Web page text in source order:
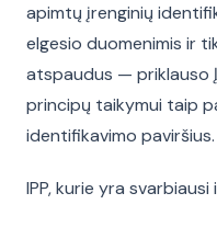
apimtų įrenginių
elgesio duomenimis ir
atspaudus — priklauso
principų taikymui taip
identifikavimo paviršius.
IPP, kurie yra